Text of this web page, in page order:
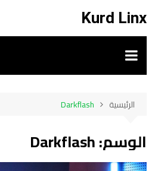
المحتوى
Kurd Linx
الرئيسية Darkflash
الوسم:Darkflash